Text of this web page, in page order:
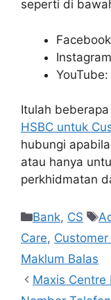
seperti di
YouTube:
Itulah
HSBC untuk
hubungi
atau hanya
perkhidmatan
Categories
Bank, CS
Care, Customer
Maklum Balas
Maxis Centre